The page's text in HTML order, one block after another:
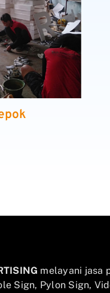
melayani jasa
Sign, Pylon Sign,